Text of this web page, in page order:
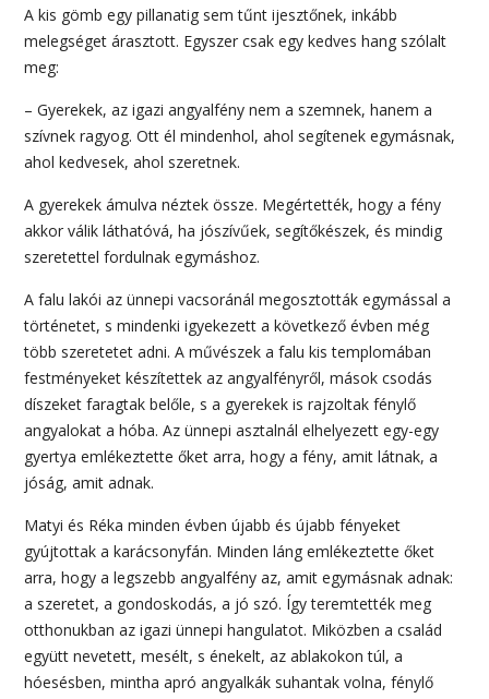
A kis gömb egy pillanatig sem tűnt ijesztőnek, inkább
melegséget árasztott. Egyszer csak egy kedves hang szólalt
meg:
– Gyerekek, az igazi angyalfény nem a szemnek, hanem a
szívnek ragyog. Ott él mindenhol, ahol segítenek egymásnak,
ahol kedvesek, ahol szeretnek.
A gyerekek ámulva néztek össze. Megértették, hogy a fény
akkor válik láthatóvá, ha jószívűek, segítőkészek, és mindig
szeretettel fordulnak egymáshoz.
A falu lakói az ünnepi vacsoránál megosztották egymással a
történetet, s mindenki igyekezett a következő évben még
több szeretetet adni. A művészek a falu kis templomában
festményeket készítettek az angyalfényről, mások csodás
díszeket faragtak belőle, s a gyerekek is rajzoltak fénylő
angyalokat a hóba. Az ünnepi asztalnál elhelyezett egy-egy
gyertya emlékeztette őket arra, hogy a fény, amit látnak, a
jóság, amit adnak.
Matyi és Réka minden évben újabb és újabb fényeket
gyújtottak a karácsonyfán. Minden láng emlékeztette őket
arra, hogy a legszebb angyalfény az, amit egymásnak adnak:
a szeretet, a gondoskodás, a jó szó. Így teremtették meg
otthonukban az igazi ünnepi hangulatot. Miközben a család
együtt nevetett, mesélt, s énekelt, az ablakokon túl, a
hóesésben, mintha apró angyalkák suhantak volna, fénylő